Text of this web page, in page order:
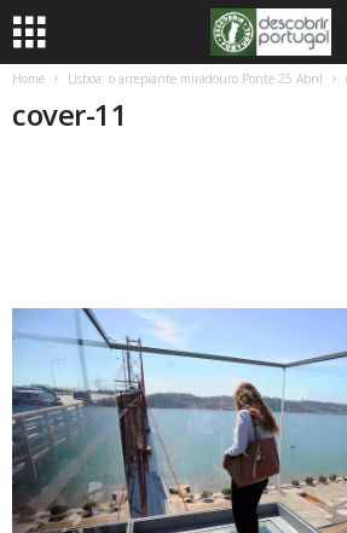
Home Lisboa: o arrepiante miradouro Ponte 25 Abril
cover-11